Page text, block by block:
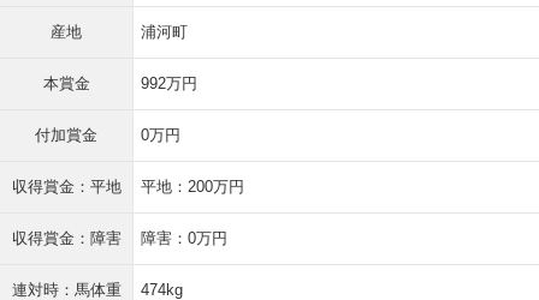
産地 浦河町
本賞金 992万円
付加賞金 0万円
収得賞金：平地 平地：200万円
収得賞金：障害 障害：0万円
連対時：馬体重 474kg